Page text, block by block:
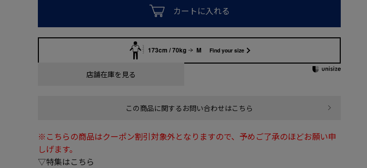
カートに入れる
173cm / 70kg M Find your size
店舗在庫を見る
この商品に関するお問い合わせはこちら
※こちらの商品はクーポン割引対象外となりますので、予めご了承のほどお願い申
しげます。
▽特集はこちら